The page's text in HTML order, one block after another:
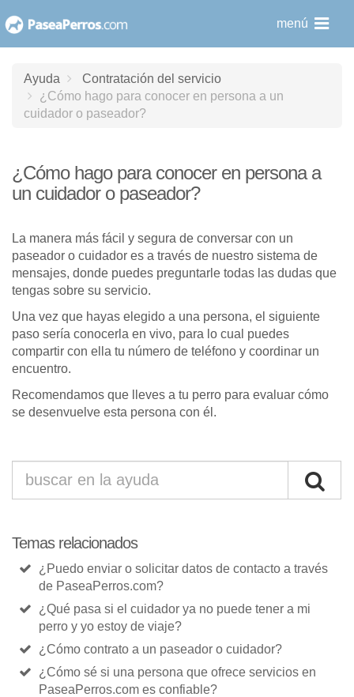
al
menú
Ayuda
Contratación del servicio
¿Cómo hago para conocer en persona a un
cuidador o paseador?
¿Cómo hago para conocer en persona a
un cuidador o paseador?
La manera más fácil y segura de conversar con un
paseador o cuidador es a través de nuestro sistema de
mensajes, donde puedes preguntarle todas las dudas que
tengas sobre su servicio.
Una vez que hayas elegido a una persona, el siguiente
paso sería conocerla en vivo, para lo cual puedes
compartir con ella tu número de teléfono y coordinar un
encuentro.
Recomendamos que lleves a tu perro para evaluar cómo
se desenvuelve esta persona con él.
Temas relacionados
¿Puedo enviar o solicitar datos de contacto a través
de PaseaPerros.com?
¿Qué pasa si el cuidador ya no puede tener a mi
perro y yo estoy de viaje?
¿Cómo contrato a un paseador o cuidador?
¿Cómo sé si una persona que ofrece servicios en
PaseaPerros.com es confiable?